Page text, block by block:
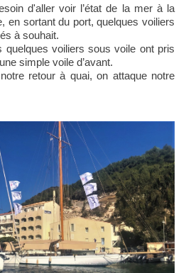
en sortant du port, quelques voiliers
à souhait.
quelques voiliers sous voile ont pris
simple voile d’avant.
retour à quai, on attaque notre